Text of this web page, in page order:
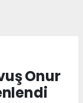
Onur